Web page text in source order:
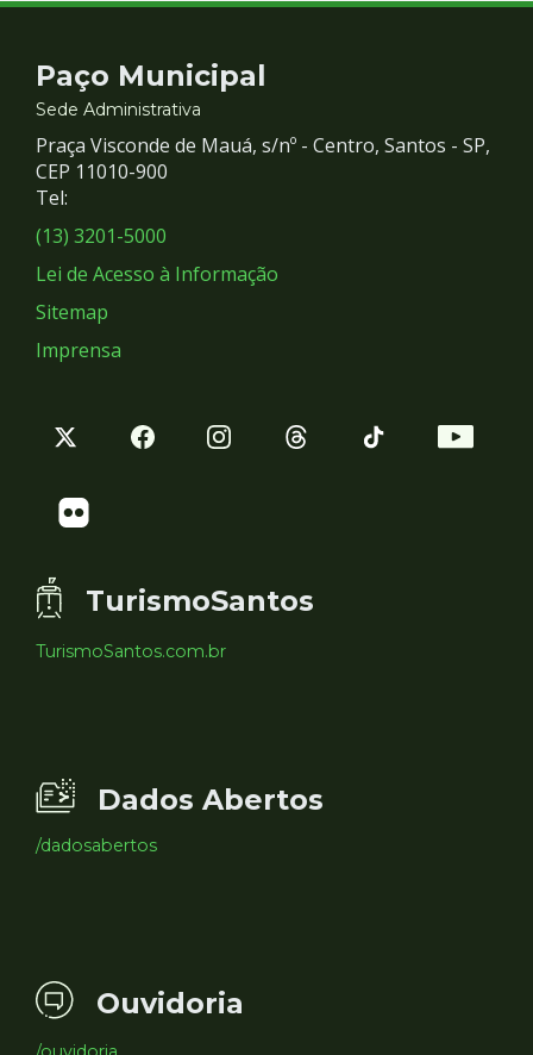
Contato
e
Redes
Sociais
Paço Municipal
Sede Administrativa
Praça Visconde de Mauá, s/nº - Centro, Santos - SP,
CEP 11010-900
Tel:
(13) 3201-5000
Lei de Acesso à Informação
Sitemap
Imprensa
TurismoSantos
TurismoSantos.com.br
Dados Abertos
/dadosabertos
Ouvidoria